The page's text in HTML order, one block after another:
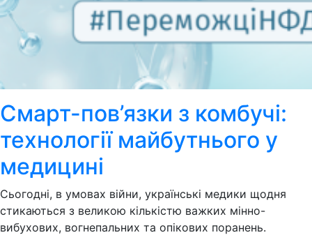
Смарт-пов’язки з комбучі:
технології майбутнього у
медицині
Сьогодні, в умовах війни, українські медики щодня
стикаються з великою кількістю важких мінно-
вибухових, вогнепальних та опікових поранень.